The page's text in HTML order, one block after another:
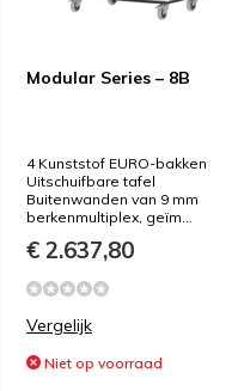
Modular Series – 8B
4 Kunststof EURO-bakken
Uitschuifbare tafel
Buitenwanden van 9 mm
berkenmultiplex, geïm...
€ 2.637,80
Vergelijk
Niet op voorraad